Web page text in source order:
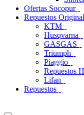
Ofertas Socopur
Repuestos
KTM
Husqvarna
GASGAS
Triumph
Piaggio
Repuestos
Lifan
Repuestos